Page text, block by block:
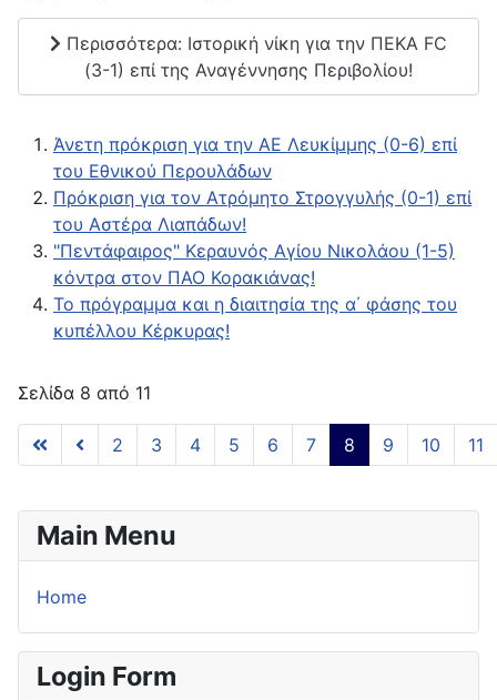
Περισσότερα: Ιστορική νίκη για την ΠΕΚΑ FC
(3-1) επί της Αναγέννησης Περιβολίου!
Άνετη πρόκριση για την ΑΕ Λευκίμμης (0-6) επί
του Εθνικού Περουλάδων
Πρόκριση για τον Ατρόμητο Στρογγυλής (0-1) επί
του Αστέρα Λιαπάδων!
"Πεντάφαιρος" Κεραυνός Αγίου Νικολάου (1-5)
κόντρα στον ΠΑΟ Κορακιάνας!
To πρόγραμμα και η διαιτησία της α΄ φάσης του
κυπέλλου Κέρκυρας!
Σελίδα 8 από 11
2 3 4 5 6 7 8 9 10 11
Main Menu
Home
Login Form